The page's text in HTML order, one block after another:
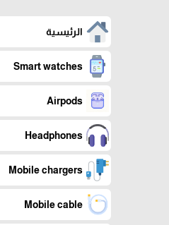
الرئيسية
Smart watches
Airpods
Headphones
Mobile chargers
Mobile cable